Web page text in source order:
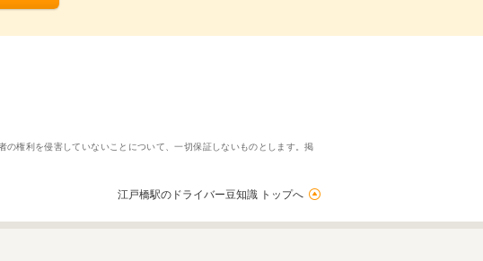
権利を侵害していないことについて、一切保証しないものとします。掲
江戸橋駅のドライバー豆知識 トップへ